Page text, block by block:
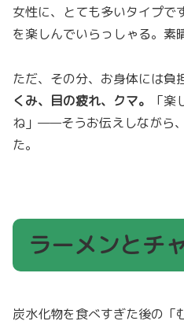
女性に、とても多いタイプで
を楽しんでいらっしゃる。素
ただ、その分、お身体には負
くみ、目の疲れ、クマ。
「
ね」——そうお伝えしながら
た。
ラーメンとチ
炭水化物を食べすぎた後の「